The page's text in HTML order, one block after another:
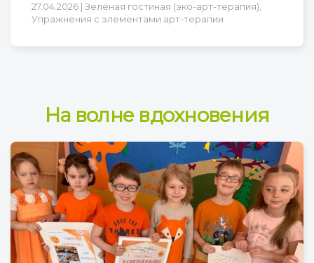
27.04.2026 | Зелёная гостиная (эко-арт-терапия),
Упражнения с элементами арт-терапии
На волне вдохновения